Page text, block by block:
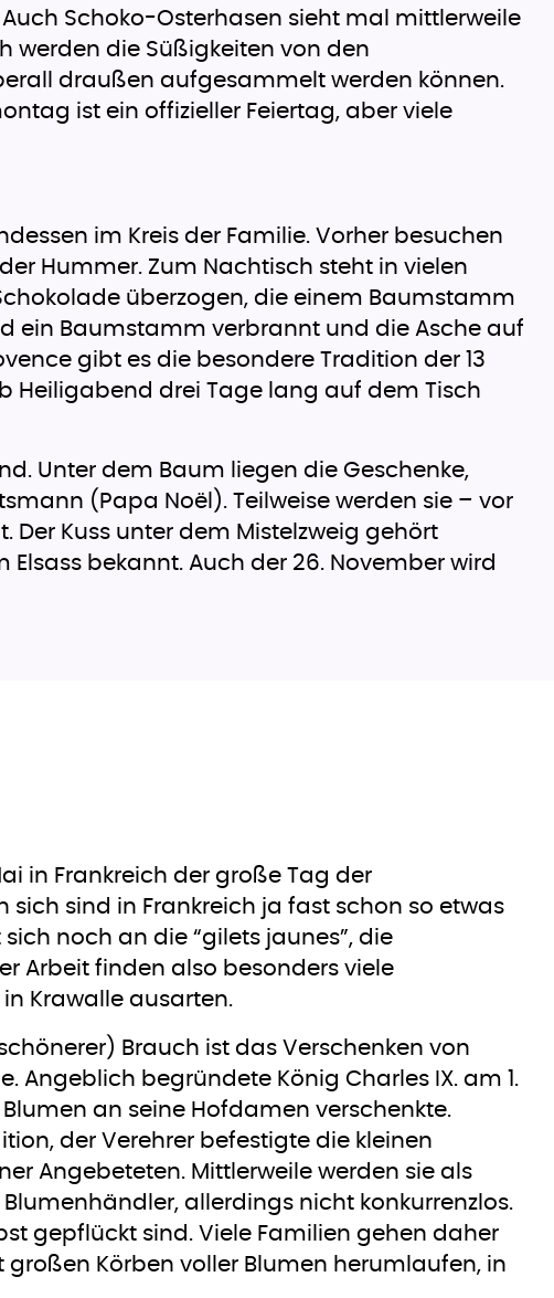
Schoko-Osterhasen sieht mal mittlerweile
werden die Süßigkeiten von den
draußen aufgesammelt werden können.
ist ein offizieller Feiertag, aber viele
im Kreis der Familie. Vorher besuchen
Hummer. Zum Nachtisch steht in vielen
überzogen, die einem Baumstamm
ein Baumstamm verbrannt und die Asche auf
gibt es die besondere Tradition der 13
Heiligabend drei Tage lang auf dem Tisch
Unter dem Baum liegen die Geschenke,
(Papa Noël). Teilweise werden sie – vor
Der Kuss unter dem Mistelzweig gehört
bekannt. Auch der 26. November wird
in Frankreich der große Tag der
sind in Frankreich ja fast schon so etwas
noch an die “gilets jaunes”, die
Arbeit finden also besonders viele
Krawalle ausarten.
Brauch ist das Verschenken von
Angeblich begründete König Charles IX. am 1.
an seine Hofdamen verschenkte.
der Verehrer befestigte die kleinen
Angebeteten. Mittlerweile werden sie als
allerdings nicht konkurrenzlos.
gepflückt sind. Viele Familien gehen daher
Körben voller Blumen herumlaufen, in